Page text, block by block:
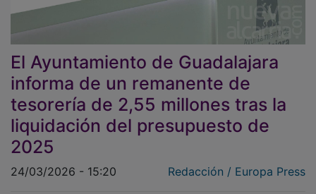
El Ayuntamiento de Guadalajara
informa de un remanente de
tesorería de 2,55 millones tras la
liquidación del presupuesto de
2025